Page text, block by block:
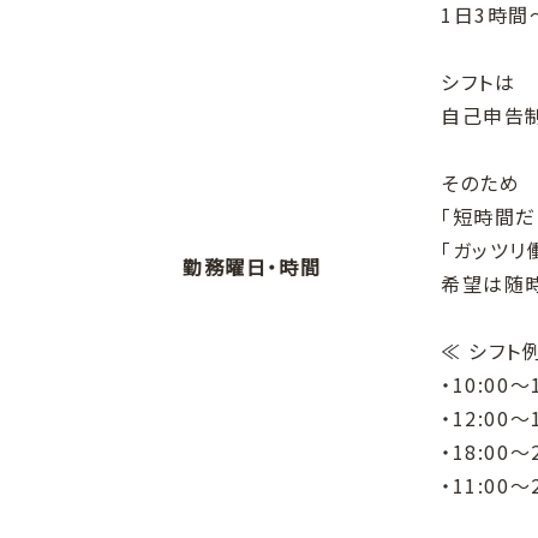
勤務曜日・時間
1日3時間
シフトは
自己申告
そのため
「短時間
「ガッツ
希望は随
≪ シフト
・10:00
・12:00
・18:00
・11:00～